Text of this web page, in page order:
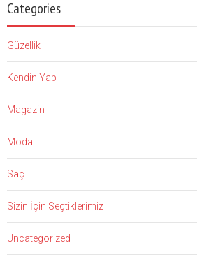
Categories
Güzellik
Kendin Yap
Magazin
Moda
Saç
Sizin İçin Seçtiklerimiz
Uncategorized